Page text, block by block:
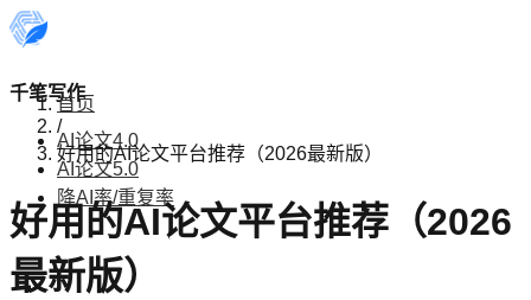
千笔写作
AI论文4.0
AI论文5.0
降AI率/重复率
首页
/
好用的AI论文平台推荐（2026最新版）
好用的AI论文平台推荐（2026
最新版）